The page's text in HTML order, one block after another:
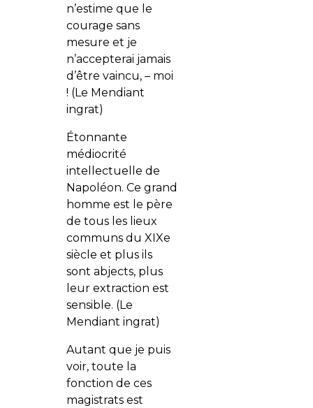
n’estime que le
courage sans
mesure et je
n’accepterai jamais
d’être vaincu, – moi
! (Le Mendiant
ingrat)
Étonnante
médiocrité
intellectuelle de
Napoléon. Ce grand
homme est le père
de tous les lieux
communs du XIXe
siècle et plus ils
sont abjects, plus
leur extraction est
sensible. (Le
Mendiant ingrat)
Autant que je puis
voir, toute la
fonction de ces
magistrats est